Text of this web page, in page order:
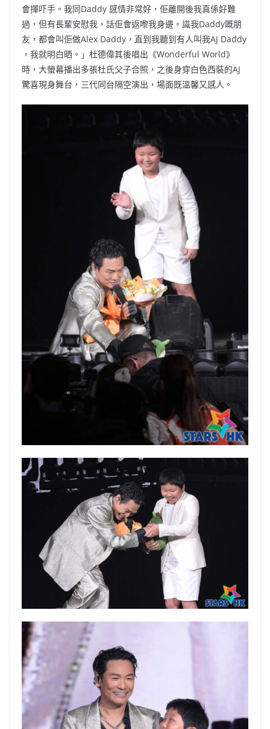
會揮吓手。我同Daddy 感情非常好，佢離開後我真係好難
過，但有長輩安慰我，話佢會返嚟我身邊。識我Daddy嘅朋
友，都會叫佢做Alex Daddy，直到我聽到有人叫我AJ Daddy
，我就明白晒。」杜德偉其後唱出《Wonderful World》
時，大螢幕播出多張杜氏父子合照，之後身穿白色西裝的AJ
驚喜現身舞台，三代同台隔空演出，場面既溫馨又感人。